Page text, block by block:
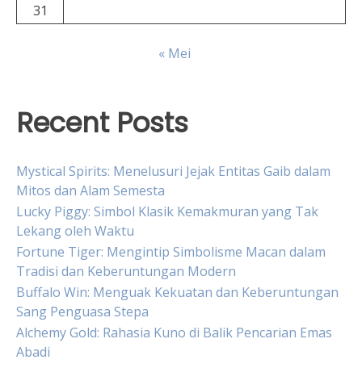
31
« Mei
Recent Posts
Mystical Spirits: Menelusuri Jejak Entitas Gaib dalam
Mitos dan Alam Semesta
Lucky Piggy: Simbol Klasik Kemakmuran yang Tak
Lekang oleh Waktu
Fortune Tiger: Mengintip Simbolisme Macan dalam
Tradisi dan Keberuntungan Modern
Buffalo Win: Menguak Kekuatan dan Keberuntungan
Sang Penguasa Stepa
Alchemy Gold: Rahasia Kuno di Balik Pencarian Emas
Abadi